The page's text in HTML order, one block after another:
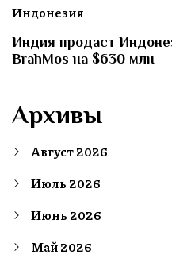
Индонезия
Индия продаст
BrahMos на $630 млн
Архивы
Август 2026
Июль 2026
Июнь 2026
Май 2026